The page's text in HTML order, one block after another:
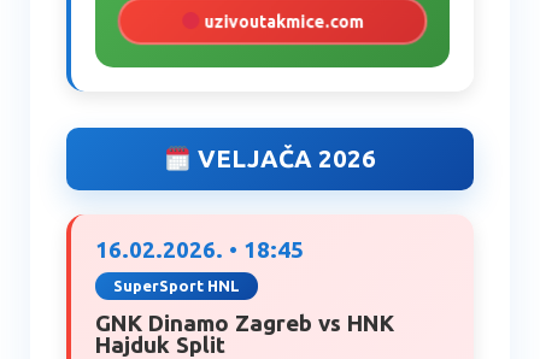
uzivoutakmice.com
VELJAČA 2026
16.02.2026. • 18:45
SuperSport HNL
GNK Dinamo Zagreb vs HNK
Hajduk Split